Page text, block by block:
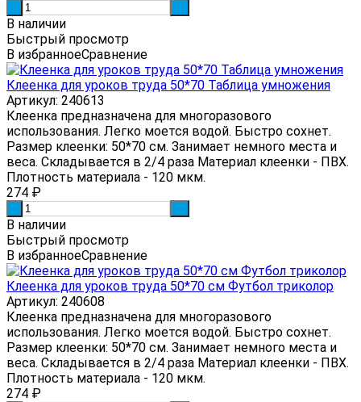
В наличии
Быстрый просмотр
В избранноеСравнение
Клеенка для уроков труда 50*70 Таблица умножения
Артикул: 240613
Клеенка предназначена для многоразового
использования. Легко моется водой. Быстро сохнет.
Размер клеенки: 50*70 см. Занимает немного места и
веса. Складывается в 2/4 раза Материал клеенки - ПВХ.
Плотность материала - 120 мкм.
274 ₽
В наличии
Быстрый просмотр
В избранноеСравнение
Клеенка для уроков труда 50*70 см Футбол триколор
Артикул: 240608
Клеенка предназначена для многоразового
использования. Легко моется водой. Быстро сохнет.
Размер клеенки: 50*70 см. Занимает немного места и
веса. Складывается в 2/4 раза Материал клеенки - ПВХ.
Плотность материала - 120 мкм.
274 ₽